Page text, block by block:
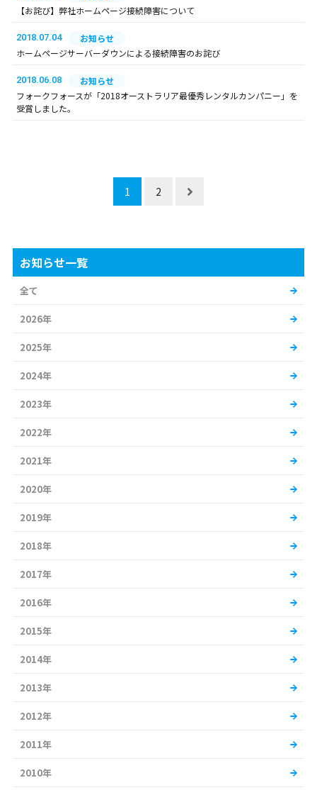
【お詫び】弊社ホームページ接続障害について
2018.07.04
お知らせ
ホームページサーバーダウンによる接続障害のお詫び
2018.06.08
お知らせ
フォークフォースが「2018オーストラリア最優秀レンタルカンパニー」を
受賞しました。
1 2
お知らせ一覧
全て
2026年
2025年
2024年
2023年
2022年
2021年
2020年
2019年
2018年
2017年
2016年
2015年
2014年
2013年
2012年
2011年
2010年